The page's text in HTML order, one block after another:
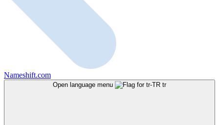
Nameshift.com
Open language menu tr